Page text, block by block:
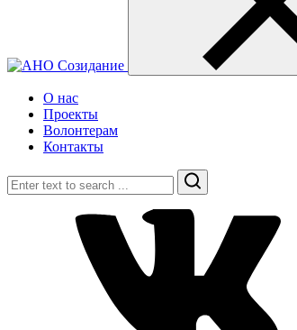
О нас
Проекты
Волонтерам
Контакты
Search